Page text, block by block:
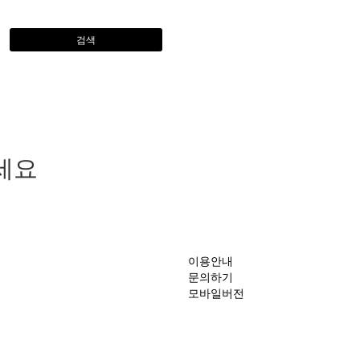
검색
요
이용안내
문의하기
모바일버전